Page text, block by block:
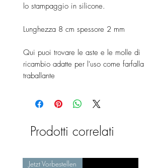
lo stampaggio in silicone.
Lunghezza 8 cm spessore 2 mm
Qui puoi trovare le aste e le molle di
ricambio adatte per l'uso come farfalla
traballante
Prodotti correlati
Jetzt Vorbestellen